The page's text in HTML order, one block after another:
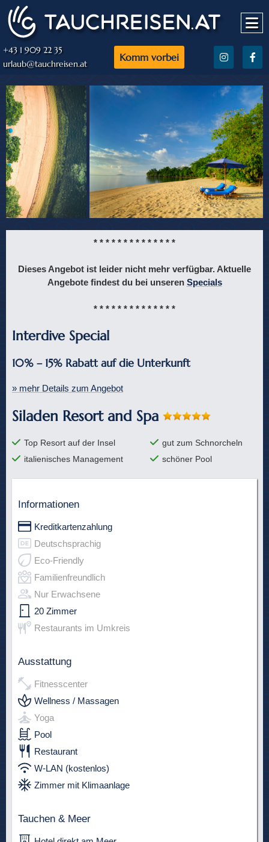
+43 1 909 22 35
urlaub@tauchreisen.at
Komm vorbei
Informationen
Kreditkartenzahlung
Deutschsprachig
Eco-Friendly
Familienfreundlich
Nur Erwachsene
20 Zimmer
Restaurants im Umkreis
Ausstattung
Fitnesscenter
Wellness / Massagen
Yoga
Pool
Restaurant
W-LAN (kostenlos)
Zimmer mit Klimaanlage
Tauchen & Meer
* * * * * * * * * * * * * *
Dieses Angebot ist leider nicht mehr verfügbar. Aktuelle
Angebote findest du bei unseren Specials
* * * * * * * * * * * * * *
Interdive Special
10% – 15% Rabatt auf die Unterkunft
» mehr Details zum Angebot
Siladen Resort and Spa
Top Resort auf der Insel
gut zum Schnorcheln
italienisches Management
schöner Pool